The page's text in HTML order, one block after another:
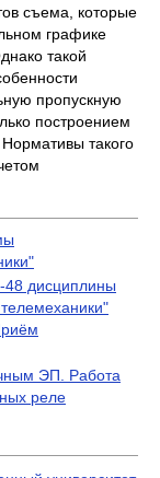
съема, которые
графике
такой
пропускную
построением
такого
дисциплины
ЭП. Работа
реле